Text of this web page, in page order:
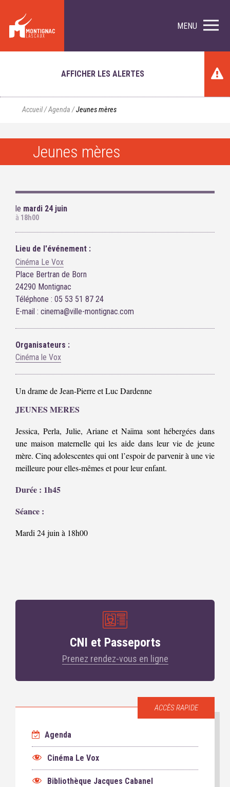
MENU
AFFICHER LES ALERTES
Accueil/Agenda /Jeunes mères
Jeunes mères
le mardi 24 juin
à 18h00
Lieu de l'événement :
Cinéma Le Vox
Place Bertran de Born
24290 Montignac
Téléphone : 05 53 51 87 24
E-mail : cinema@ville-montignac.com
Organisateurs :
Cinéma le Vox
Un drame de Jean-Pierre et Luc Dardenne
JEUNES MERES
Jessica, Perla, Julie, Ariane et Naïma sont hébergées dans
une maison maternelle qui les aide dans leur vie de jeune
mère. Cinq adolescentes qui ont l’espoir de parvenir à une vie
meilleure pour elles-mêmes et pour leur enfant.
Durée : 1h45
Séance :
Mardi 24 juin à 18h00
CNI et Passeports
Prenez rendez-vous en ligne
ACCÈS RAPIDE
Agenda
Cinéma Le Vox
Bibliothèque Jacques Cabanel